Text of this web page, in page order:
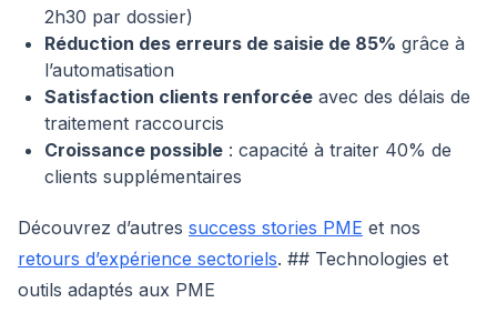
2h30 par dossier)
Réduction des erreurs de saisie de 85% grâce à
l’automatisation
Satisfaction clients renforcée avec des délais de
traitement raccourcis
Croissance possible : capacité à traiter 40% de
clients supplémentaires
Découvrez d’autres success stories PME et nos
retours d’expérience sectoriels. ## Technologies et
outils adaptés aux PME